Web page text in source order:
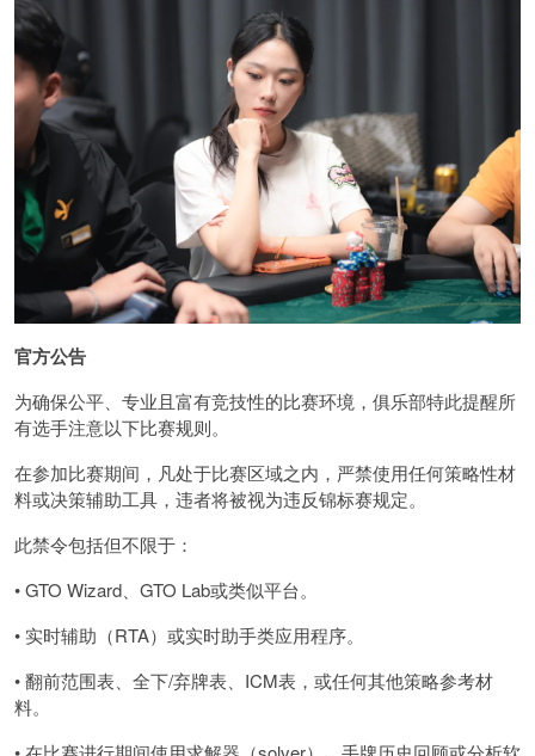
官方公告
为确保公平、专业且富有竞技性的比赛环境，俱乐部特此提醒所
有选手注意以下比赛规则。
在参加比赛期间，凡处于比赛区域之内，严禁使用任何策略性材
料或决策辅助工具，违者将被视为违反锦标赛规定。
此禁令包括但不限于：
• GTO Wizard、GTO Lab或类似平台。
• 实时辅助（RTA）或实时助手类应用程序。
• 翻前范围表、全下/弃牌表、ICM表，或任何其他策略参考材
料。